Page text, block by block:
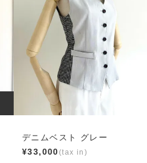
デニムベスト グレー
¥33,000